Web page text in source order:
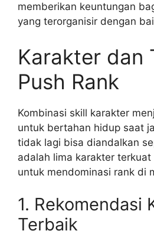
memberikan keuntungan
yang terorganisir dengan
Karakter dan
Push Rank
Kombinasi skill karakter
untuk bertahan hidup saat
tidak lagi bisa diandalkan
adalah lima karakter
untuk mendominasi rank di
1. Rekomendasi
Terbaik